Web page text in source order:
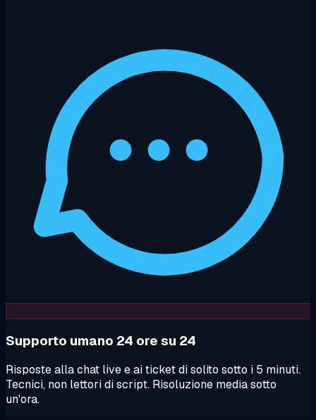
Supporto umano 24 ore su 24
Risposte alla chat live e ai ticket di solito sotto i 5 minuti.
Tecnici, non lettori di script. Risoluzione media sotto
un'ora.